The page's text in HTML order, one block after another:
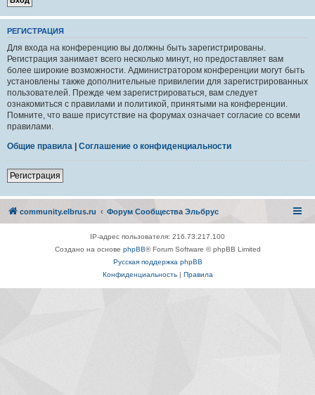
РЕГИСТРАЦИЯ
Для входа на конференцию вы должны быть зарегистрированы.
Регистрация занимает всего несколько минут, но предоставляет вам
более широкие возможности. Администратором конференции могут быть
установлены также дополнительные привилегии для зарегистрированных
пользователей. Прежде чем зарегистрироваться, вам следует
ознакомиться с правилами и политикой, принятыми на конференции.
Помните, что ваше присутствие на форумах означает согласие со всеми
правилами.
Общие правила | Соглашение о конфиденциальности
Регистрация
community.elbrus.ru Форум Сообщества Эльбрус
IP-адрес пользователя: 216.73.217.100
Создано на основе phpBB® Forum Software © phpBB Limited
Русская поддержка phpBB
Конфиденциальность| Правила